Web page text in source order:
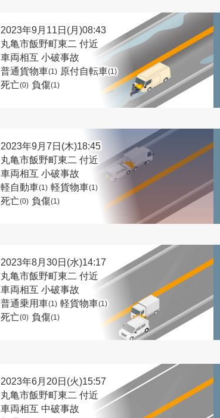
2023年9月11日(月)08:43
丸亀市飯野町東二 付近
車両相互 小破事故
普通貨物車(1) 原付自転車(1)
死亡(0) 負傷(1)
2023年9月7日(木)18:45
丸亀市飯野町東二 付近
車両相互 小破事故
軽自動車(1) 軽貨物車(1)
死亡(0) 負傷(1)
2023年8月30日(水)14:17
丸亀市飯野町東二 付近
車両相互 小破事故
普通乗用車(1) 軽貨物車(1)
死亡(0) 負傷(1)
2023年6月20日(火)15:57
丸亀市飯野町東二 付近
車両相互 中破事故